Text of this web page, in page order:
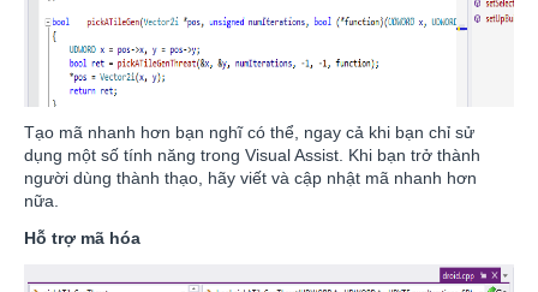
Tạo mã nhanh hơn bạn nghĩ có thể, ngay cả khi bạn chỉ sử
dụng một số tính năng trong Visual Assist. Khi bạn trở thành
người dùng thành thạo, hãy viết và cập nhật mã nhanh hơn
nữa.
Hỗ trợ mã hóa